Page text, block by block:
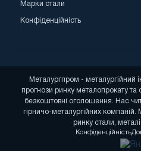
Марки стали
Конфіденційність
Металургпром - металургійний
прогнози ринку металопрокату та
безкоштовні оголошення. Нас
гірничо-металургійних
ринку стали,
Конфіденційність